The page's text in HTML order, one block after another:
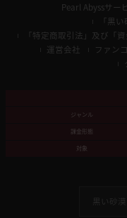
Pearl Abyssサー
「黒
「特定商取引法」及び「
運営会社
ファン
ジャンル
課金形態
対象
黒い砂漠 -